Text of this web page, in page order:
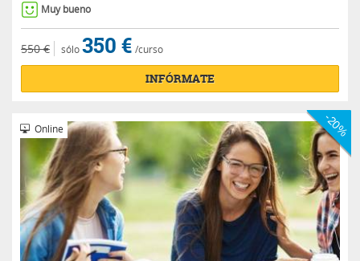
Muy bueno
550 € sólo350 € /curso
INFÓRMATE
Online -20%